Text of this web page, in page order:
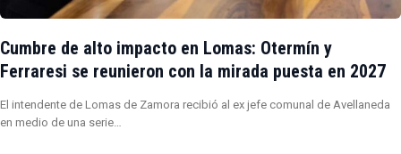
Cumbre de alto impacto en Lomas: Otermín y
Ferraresi se reunieron con la mirada puesta en 2027
El intendente de Lomas de Zamora recibió al ex jefe comunal de Avellaneda
en medio de una serie…